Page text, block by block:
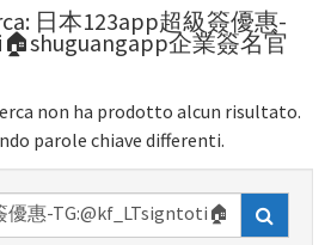
日本123app超級簽優惠-
企業簽名官
non ha prodotto alcun risultato.
parole chiave differenti.